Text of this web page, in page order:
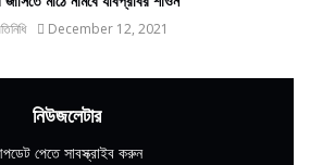
December 12, 2021
নিউজলেটার
পেতে সাবস্ক্রাইব করুন